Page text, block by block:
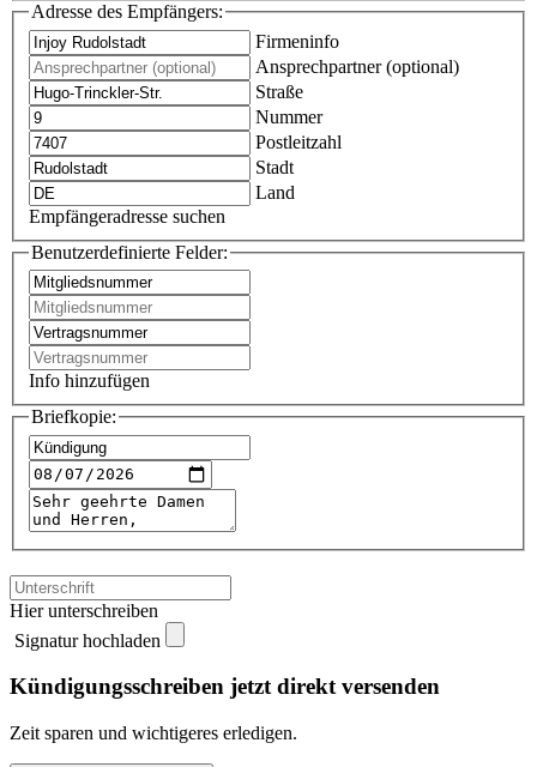
Adresse des Empfängers:
Firmeninfo
Ansprechpartner (optional)
Straße
Nummer
Postleitzahl
Stadt
Land
Empfängeradresse suchen
Benutzerdefinierte Felder:
Info hinzufügen
Briefkopie:
Hier unterschreiben
Signatur hochladen
Kündigungsschreiben jetzt direkt versenden
Zeit sparen und wichtigeres erledigen.